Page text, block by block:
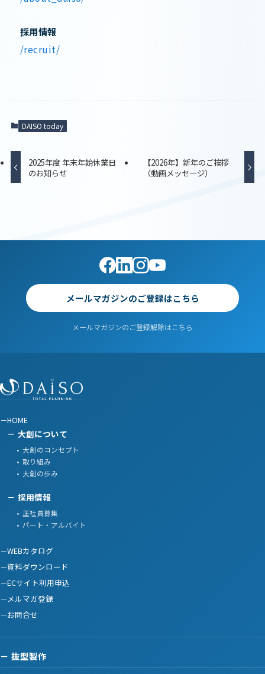
採用情報
/recruit/
DAISO today
2025年度 年末年始休業日
のお知らせ
【2026年】新年のご挨拶
（動画メッセージ）
メールマガジンのご登録はこちら
メールマガジンのご登録解除はこちら
HOME
大創について
大創のコンセプト
取り組み
大創の歩み
採用情報
正社員募集
パート・アルバイト
WEBカタログ
資料ダウンロード
ECサイト利用申込
メルマガ登録
お問合せ
抜型製作